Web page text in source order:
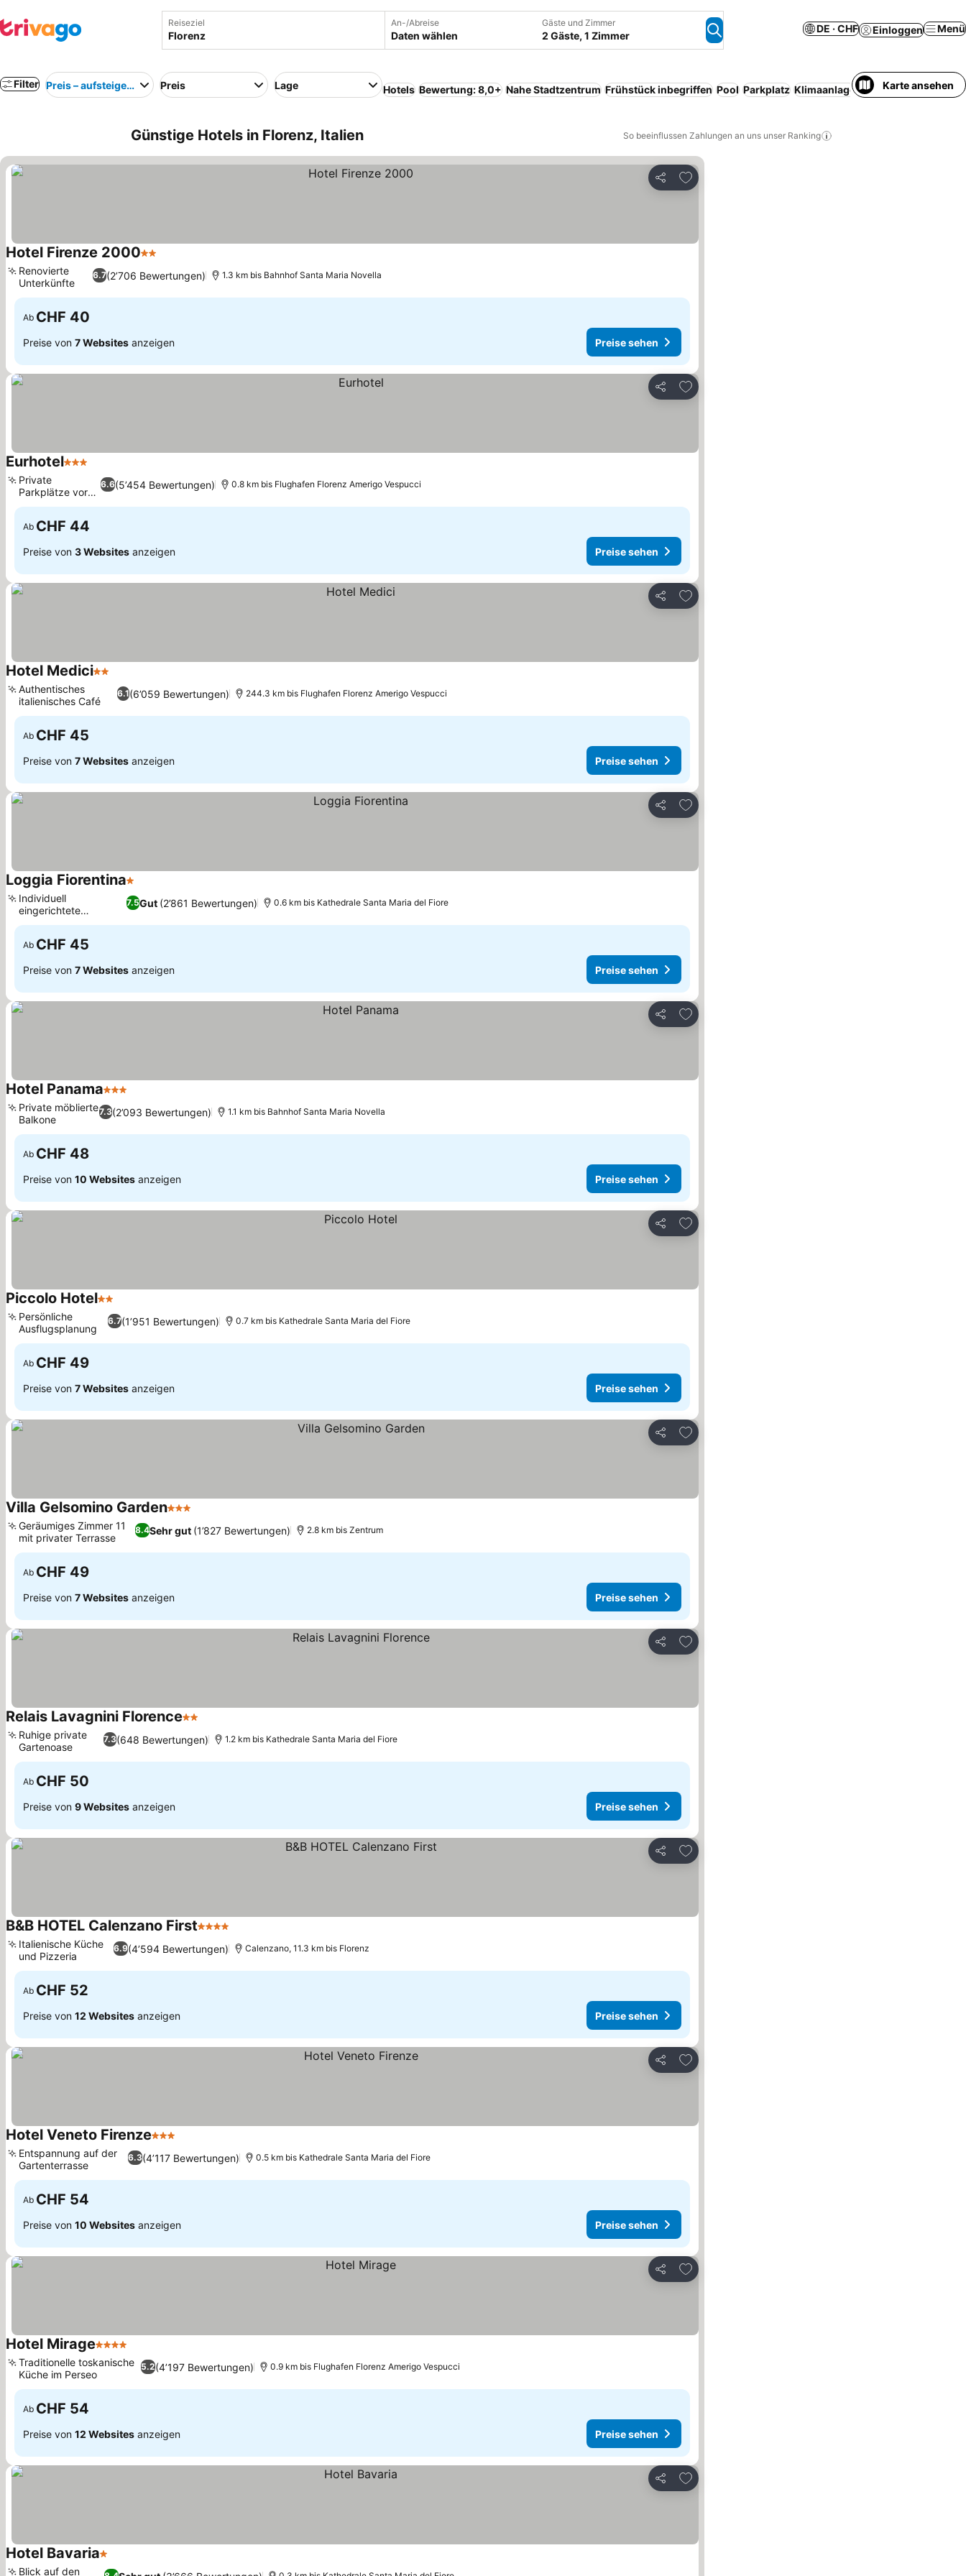
Reiseziel An-/Abreise
Daten wählen
Gäste und Zimmer
2 Gäste, 1 Zimmer
DE · CHF Einloggen Menü
Filter Preis – aufsteigend Preis Lage Hotels Bewertung: 8,0+ Nahe Stadtzentrum Frühstück inbegriffen Pool Parkplatz Klimaanlage Kostenlose
Karte ansehen
Günstige Hotels in Florenz, Italien So beeinflussen Zahlungen an uns unser Ranking
Teilen
Zu Favoriten hinzufügen
Hotel Firenze 20002 Sterne
6.7(2’706 Bewertungen)
Renovierte
Unterkünfte
1.3 km bis Bahnhof Santa Maria Novella
Ab CHF 40
Preise von 7 Websites anzeigen Preise sehen
Teilen
Zu Favoriten hinzufügen
Eurhotel3 Sterne
6.6(5’454 Bewertungen)
Private
Parkplätze vor
Ort
0.8 km bis Flughafen Florenz Amerigo Vespucci
Ab CHF 44
Preise von 3 Websites anzeigen Preise sehen
Teilen
Zu Favoriten hinzufügen
Hotel Medici2 Sterne
6.1(6’059 Bewertungen)
Authentisches
italienisches Café
244.3 km bis Flughafen Florenz Amerigo Vespucci
Ab CHF 45
Preise von 7 Websites anzeigen Preise sehen
Teilen
Zu Favoriten hinzufügen
Loggia Fiorentina1 Sterne
7.5Gut (2’861 Bewertungen)
Individuell
eingerichtete
Gästezimmer
0.6 km bis Kathedrale Santa Maria del Fiore
Ab CHF 45
Preise von 7 Websites anzeigen Preise sehen
Teilen
Zu Favoriten hinzufügen
Hotel Panama3 Sterne
7.3(2’093 Bewertungen)
Private möblierte
Balkone
1.1 km bis Bahnhof Santa Maria Novella
Ab CHF 48
Preise von 10 Websites anzeigen Preise sehen
Teilen
Zu Favoriten hinzufügen
Piccolo Hotel2 Sterne
6.7(1’951 Bewertungen)
Persönliche
Ausflugsplanung
0.7 km bis Kathedrale Santa Maria del Fiore
Ab CHF 49
Preise von 7 Websites anzeigen Preise sehen
Teilen
Zu Favoriten hinzufügen
Villa Gelsomino Garden3 Sterne
8.4Sehr gut (1’827 Bewertungen)
Geräumiges Zimmer 11
mit privater Terrasse
2.8 km bis Zentrum
Ab CHF 49
Preise von 7 Websites anzeigen Preise sehen
Teilen
Zu Favoriten hinzufügen
Relais Lavagnini Florence2 Sterne
7.3(648 Bewertungen)
Ruhige private
Gartenoase
1.2 km bis Kathedrale Santa Maria del Fiore
Ab CHF 50
Preise von 9 Websites anzeigen Preise sehen
Teilen
Zu Favoriten hinzufügen
B&B HOTEL Calenzano First4 Sterne
6.9(4’594 Bewertungen)
Italienische Küche
und Pizzeria
Calenzano, 11.3 km bis Florenz
Ab CHF 52
Preise von 12 Websites anzeigen Preise sehen
Teilen
Zu Favoriten hinzufügen
Hotel Veneto Firenze3 Sterne
6.3(4’117 Bewertungen)
Entspannung auf der
Gartenterrasse
0.5 km bis Kathedrale Santa Maria del Fiore
Ab CHF 54
Preise von 10 Websites anzeigen Preise sehen
Teilen
Zu Favoriten hinzufügen
Hotel Mirage4 Sterne
5.2(4’197 Bewertungen)
Traditionelle toskanische
Küche im Perseo
0.9 km bis Flughafen Florenz Amerigo Vespucci
Ab CHF 54
Preise von 12 Websites anzeigen Preise sehen
Teilen
Zu Favoriten hinzufügen
Hotel Bavaria1 Sterne
Blick auf den